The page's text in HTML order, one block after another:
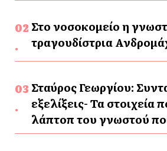
Στο νοσοκομείο η
τραγουδίστρια
Σταύρος Γεωργίου:
εξελίξεις- Τα στοιχεία
λάπτοπ του γνωστού